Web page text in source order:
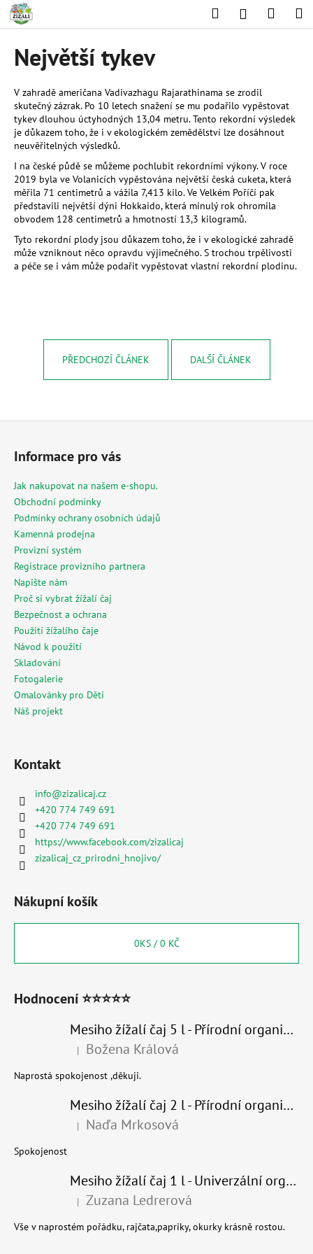
Přejít
obsah
HledatPřihlášení
Největší tykev
V zahradě američana Vadivazhagu Rajarathinama se zrodil
skutečný zázrak. Po 10 letech snažení se mu podařilo vypěstovat
tykev dlouhou úctyhodných 13,04 metru. Tento rekordní výsledek
je důkazem toho, že i v ekologickém zemědělství lze dosáhnout
neuvěřitelných výsledků.
I na české půdě se můžeme pochlubit rekordními výkony. V roce
2019 byla ve Volanicích vypěstována největší česká cuketa, která
měřila 71 centimetrů a vážila 7,413 kilo. Ve Velkém Poříčí pak
představili největší dýni Hokkaido, která minulý rok ohromila
obvodem 128 centimetrů a hmotností 13,3 kilogramů.
Tyto rekordní plody jsou důkazem toho, že i v ekologické zahradě
může vzniknout něco opravdu výjimečného. S trochou trpělivosti
a péče se i vám může podařit vypěstovat vlastní rekordní plodinu.
PŘEDCHOZÍ ČLÁNEK DALŠÍ ČLÁNEK
o
o
p
o
t
ř
e
b
u
j
e
t
D
o
p
o
r
u
č
u
j
e
m
e
ŽÍŽALÍ
ČAJ
KOPŘIVOU
A
BIOUHLÍKEM
20
LITRŮ
2
728
Informace pro vás
Jak nakupovat na našem e-shopu.
Obchodní podmínky
Podmínky ochrany osobních údajů
Kamenná prodejna
Provizní systém
Registrace provizního partnera
Napište nám
Proč si vybrat žížalí čaj
Bezpečnost a ochrana
Použití žížalího čaje
Návod k použití
Skladování
Fotogalerie
Omalovánky pro Děti
Náš projekt
Kontakt
info@zizalicaj.cz
+420 774 749 691
+420 774 749 691
https://www.facebook.com/zizalicaj
zizalicaj_cz_prirodni_hnojivo/
Nákupní košík
0KS /0 KČ
Hodnocení ⭐⭐⭐⭐⭐
Mesiho žížalí čaj 5 l - Přírodní organické hnojivo 100% nature
Hodnocení produktu je 5 z 5 hvězdiček.
| Božena Králová
Naprostá spokojenost ,děkuji.
Mesiho žížalí čaj 2 l - Přírodní organické hnojivo 100% nature - recyklovaný obal
Hodnocení produktu je 5 z 5 hvězdiček.
| Naďa Mrkosová
Spokojenost
Mesiho žížalí čaj 1 l - Univerzální organické hnojivo
Hodnocení produktu je 5 z 5 hvězdiček.
| Zuzana Ledrerová
Vše v naprostém pořádku, rajčata,papriky, okurky krásně rostou.